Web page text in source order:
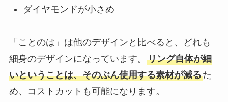
ダイヤモンドが小さめ
「ことのは」は他のデザインと比べると、どれも
細身のデザインになっています。 リング自体が細
いということは、そのぶん使用する素材が減るた
め、コストカットも可能になります。